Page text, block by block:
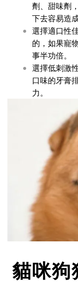
劑、甜味劑
下去容易造
選擇適口性
的，如果寵
事半功倍。
選擇低刺激
口味的牙膏
力。
貓咪狗